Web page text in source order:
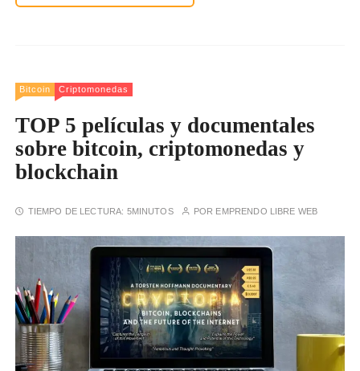
Bitcoin Criptomonedas
TOP 5 películas y documentales
sobre bitcoin, criptomonedas y
blockchain
TIEMPO DE LECTURA: 5MINUTOS POR EMPRENDO LIBRE WEB